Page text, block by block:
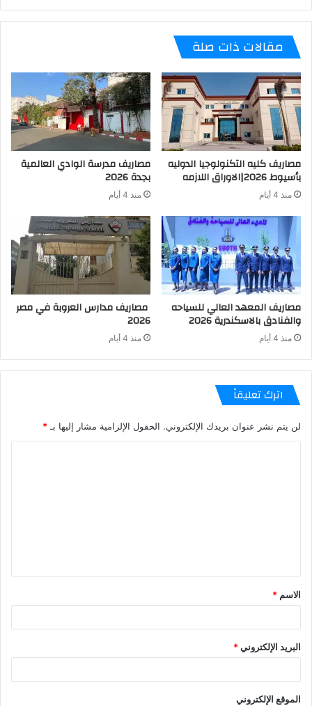
مقالات ذات صلة
مصاريف كليه التكنولوجيا الدوليه
بأسيوط 2026|الاوراق اللازمه
منذ 4 أيام
مصاريف مدرسة الوادي العالمية
بجدة 2026
منذ 4 أيام
مصاريف المعهد العالي للسياحه
والفنادق بالاسكندرية 2026
منذ 4 أيام
مصاريف مدارس العروبة في مصر
2026
منذ 4 أيام
اترك تعليقاً
لن يتم نشر عنوان بريدك الإلكتروني. الحقول الإلزامية مشار إليها بـ *
الاسم *
البريد الإلكتروني*
الموقع الإلكتروني